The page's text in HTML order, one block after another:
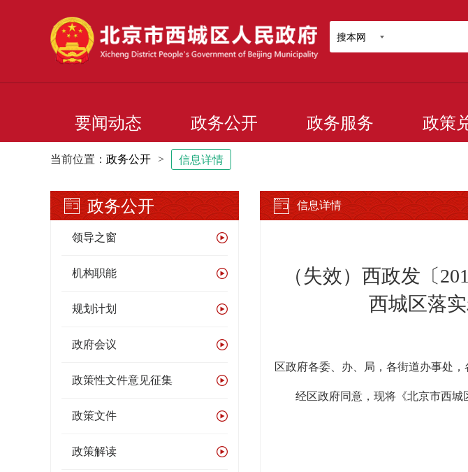
搜本网
要闻动态 政务公开 政务服务 政策
当前位置： 政务公开 > 信息详情
政务公开
领导之窗
机构职能
规划计划
政府会议
政策性文件意见征集
政策文件
政策解读
信息详情
（失效）西政发〔
西城区落
区政府各委、办、局，各街道办事处，
经区政府同意，现将《北京市西城